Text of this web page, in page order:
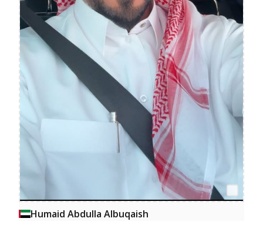
Humaid Abdulla Albuqaish